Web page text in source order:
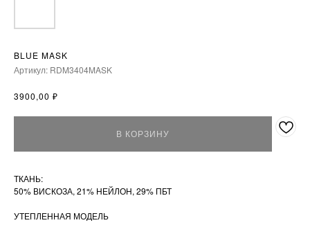
BLUE MASK
Артикул: RDM3404MASK
3900,00 ₽
В КОРЗИНУ
ТКАНЬ:
50% ВИСКОЗА, 21% НЕЙЛОН, 29% ПБТ
УТЕПЛЕННАЯ МОДЕЛЬ